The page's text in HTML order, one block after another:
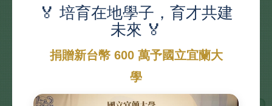
🏅 培育在地學子，育才共建
未來 🏅
捐贈新台幣 600 萬予國立宜蘭大
學